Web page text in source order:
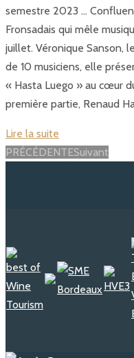
semestre 2023 …
Fronsadais qui mêle
juillet. Véronique Sanson,
de 10 musiciens, elle
« Hasta Luego » au cœur
première partie, Renaud
Lire la suite
Posts
PRÉCÉDENTESuivant